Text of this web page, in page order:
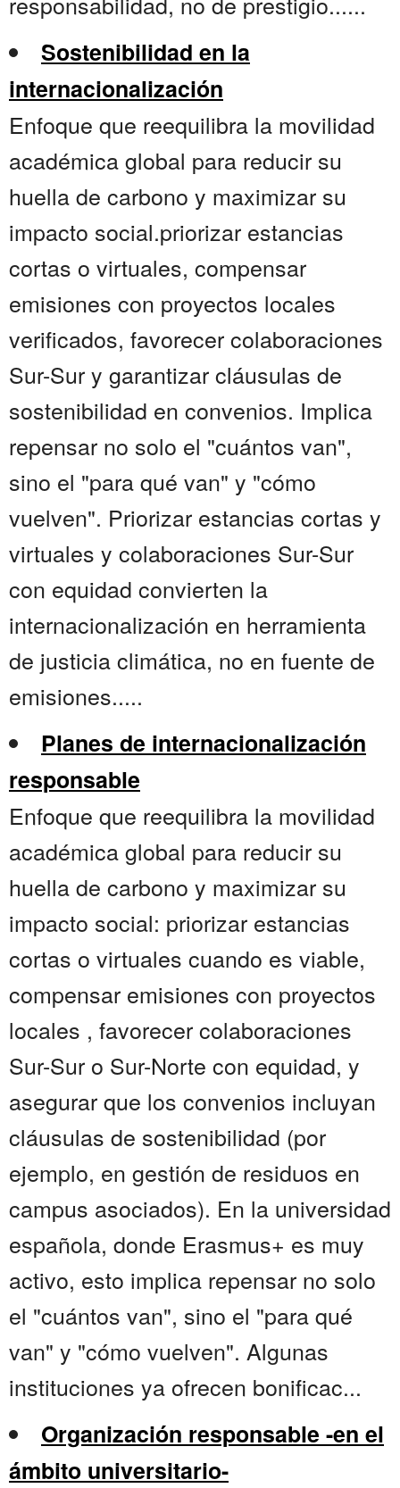
Sostenibilidad en la
internacionalización
Enfoque que reequilibra la movilidad
académica global para reducir su
huella de carbono y maximizar su
impacto social.priorizar estancias
cortas o virtuales, compensar
emisiones con proyectos locales
verificados, favorecer colaboraciones
Sur-Sur y garantizar cláusulas de
sostenibilidad en convenios. Implica
repensar no solo el "cuántos van",
sino el "para qué van" y "cómo
vuelven". Priorizar estancias cortas y
virtuales y colaboraciones Sur-Sur
con equidad convierten la
internacionalización en herramienta
de justicia climática, no en fuente de
emisiones.....
Planes de internacionalización
responsable
Enfoque que reequilibra la movilidad
académica global para reducir su
huella de carbono y maximizar su
impacto social: priorizar estancias
cortas o virtuales cuando es viable,
compensar emisiones con proyectos
locales , favorecer colaboraciones
Sur-Sur o Sur-Norte con equidad, y
asegurar que los convenios incluyan
cláusulas de sostenibilidad (por
ejemplo, en gestión de residuos en
campus asociados). En la universidad
española, donde Erasmus+ es muy
activo, esto implica repensar no solo
el "cuántos van", sino el "para qué
van" y "cómo vuelven". Algunas
instituciones ya ofrecen bonificac...
Organización responsable -en el
ámbito universitario-